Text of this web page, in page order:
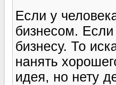
Если у
бизнесом.
бизнесу. То
нанять
идея, но нету